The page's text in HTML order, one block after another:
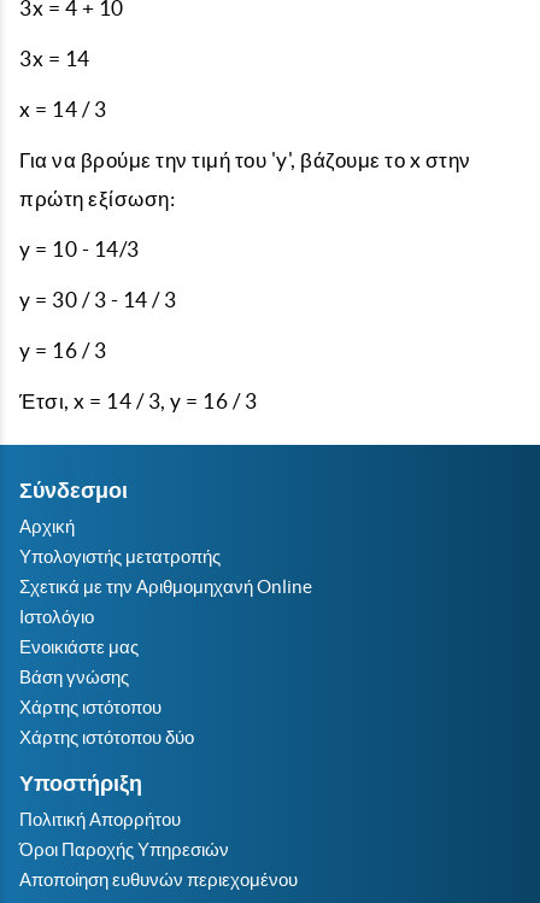
3x = 4 + 10
3x = 14
x = 14 / 3
Για να βρούμε την τιμή του 'y', βάζουμε το x στην
πρώτη εξίσωση:
y = 10 - 14/3
y = 30 / 3 - 14 / 3
y = 16 / 3
Έτσι, x = 14 / 3, y = 16 / 3
Σύνδεσμοι
Αρχική
Υπολογιστής μετατροπής
Σχετικά με την Αριθμομηχανή Online
Ιστολόγιο
Ενοικιάστε μας
Βάση γνώσης
Χάρτης ιστότοπου
Χάρτης ιστότοπου δύο
Υποστήριξη
Πολιτική Απορρήτου
Όροι Παροχής Υπηρεσιών
Αποποίηση ευθυνών περιεχομένου